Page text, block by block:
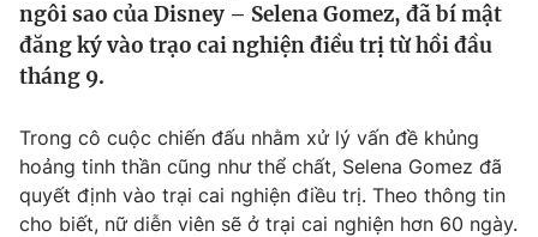
Thế giới
Tin tức
Thế giới đó đây
Câu chuyện quốc tế
Tài chính
Thị trường
Dữ liệu và đời sống
ngôi sao của Disney – Selena Gomez, đã bí mật
đăng ký vào trạo cai nghiện điều trị từ hồi đầu
tháng 9.
Trong cô cuộc chiến đấu nhằm xử lý vấn đề khủng
hoảng tinh thần cũng như thể chất, Selena Gomez đã
quyết định vào trại cai nghiện điều trị. Theo thông tin
cho biết, nữ diễn viên sẽ ở trại cai nghiện hơn 60 ngày.